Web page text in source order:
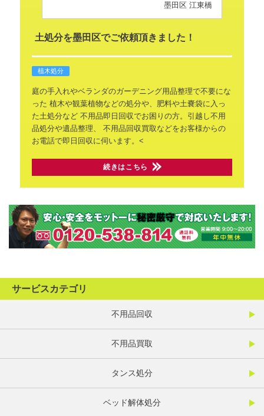
墨田区 江東橋
土処分を墨田区でご依頼頂きました！
植木処分
庭の手入れやベランダのガーデニング用品整理で不要にな
った 植木や観葉植物などの処分や、肥料や土嚢袋に入っ
た土処分など不用品即日回収でお困りの方。引越し不用
品処分や遺品整理、
不用品回収買取などをお客様からの
お電話で即日回収に伺います。<
続きはこちら
サービスカテゴリ
不用品回収
不用品買取
タンス処分
ベッド解体処分